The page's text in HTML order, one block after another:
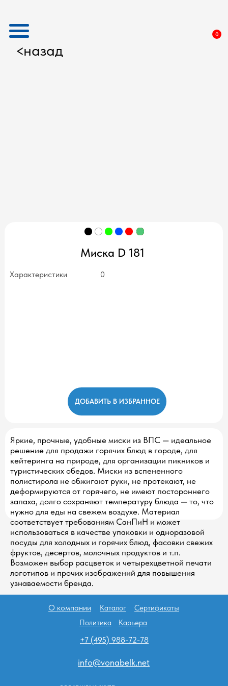
ДОБАВИТЬ В ИЗБРАННОЕ
Миска D 181
0
Характеристики
Яркие, прочные, удобные миски из ВПС — идеальное
решение для продажи горячих блюд в городе, для
кейтеринга на природе, для организации пикников и
туристических обедов. Миски из вспененного
полистирола не обжигают руки, не протекают, не
деформируются от горячего, не имеют постороннего
запаха, долго сохраняют температуру блюда — то, что
нужно для еды на свежем воздухе. Материал
соответствует требованиям СанПиН и может
использоваться в качестве упаковки и одноразовой
посуды для холодных и горячих блюд, фасовки свежих
фруктов, десертов, молочных продуктов и т.п.
Возможен выбор расцветок и четырехцветной печати
логотипов и прочих изображений для повышения
узнаваемости бренда.
назад
<
О компании
Карьера
Сертификаты
Каталог
Политика
+7 (495) 988-72-78
info@vonabelk.net